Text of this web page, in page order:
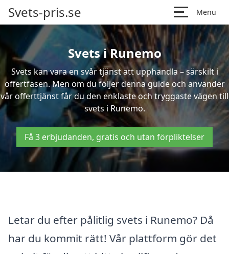
Svets-pris.se Menu
Svets i Runemo
Svets kan vara en svår tjänst att upphandla – särskilt i
offertfasen. Men om du följer denna guide och använder
vår offerttjänst får du den enklaste och tryggaste vägen till
svets i Runemo.
Få 3 erbjudanden, gratis och utan förpliktelser
Letar du efter pålitlig svets i Runemo? Då
har du kommit rätt! Vår plattform gör det